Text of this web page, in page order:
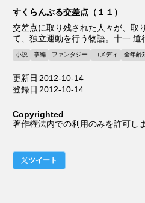
すくらんぶる交差点（１１）
交差点に取り残された人々が、取
て、独立運動を行う物語。十一 道
小説 掌編 ファンタジー コメディ 全年齢
更新日 2012-10-14
登録日 2012-10-14
Copyrighted
著作権法内での利用のみを許可しま
ツイート